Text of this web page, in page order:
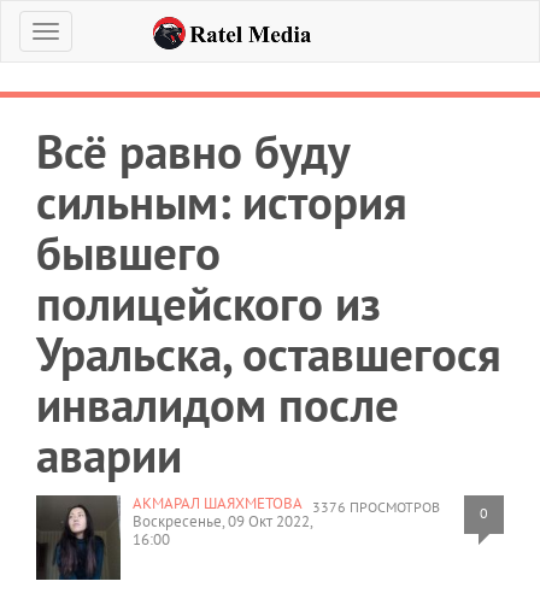
Меню
Всё равно буду
сильным: история
бывшего
полицейского из
Уральска, оставшегося
инвалидом после
аварии
3376 ПРОСМОТРОВ 0
АКМАРАЛ ШАЯХМЕТОВА
Воскресенье, 09 Окт 2022,
16:00